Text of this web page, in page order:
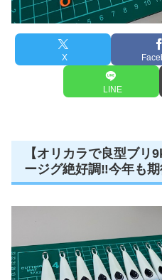
X
LINE
【オリカラで良型ブリ
ージグ絶好調‼️今年も